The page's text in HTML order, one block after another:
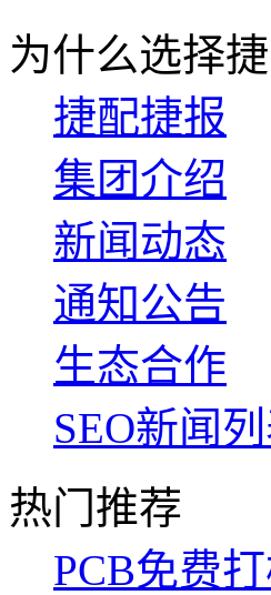
为什么选择捷
捷配捷报
集团介绍
新闻动态
通知公告
生态合作
SEO新闻
热门推荐
PCB免费